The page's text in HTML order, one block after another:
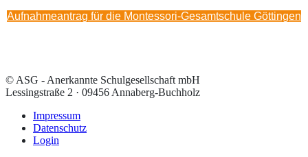
Aufnahmeantrag für die Montessori-Gesamtschule Göttingen
© ASG - Anerkannte Schulgesellschaft mbH
Lessingstraße 2 · 09456 Annaberg-Buchholz
Impressum
Datenschutz
Login